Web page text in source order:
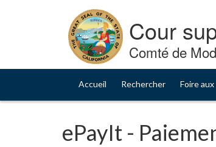
Cour
Comté de
Accueil Rechercher Foire
ePayIt -